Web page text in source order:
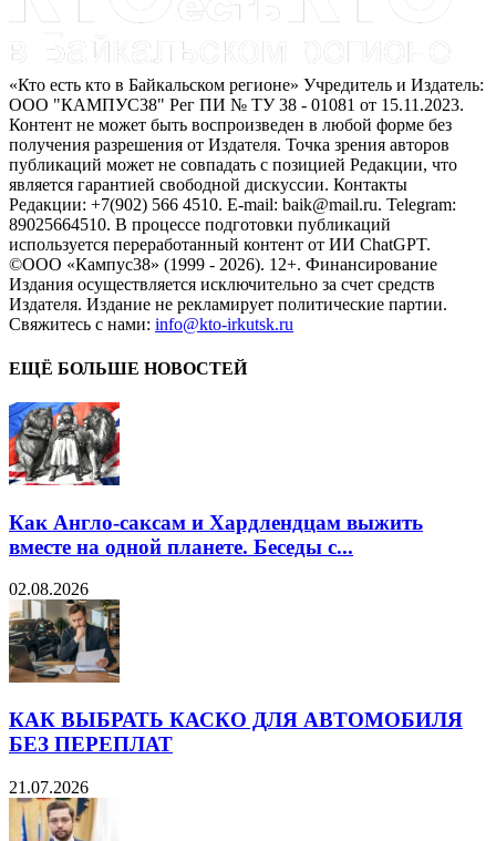
«Кто есть кто в Байкальском регионе» Учредитель и Издатель:
ООО "КАМПУС38" Рег ПИ № ТУ 38 - 01081 от 15.11.2023.
Контент не может быть воспроизведен в любой форме без
получения разрешения от Издателя. Точка зрения авторов
публикаций может не совпадать с позицией Редакции, что
является гарантией свободной дискуссии. Контакты
Редакции: +7(902) 566 4510. E-mail: baik@mail.ru. Telegram:
89025664510. В процессе подготовки публикаций
используется переработанный контент от ИИ ChatGPT.
©ООО «Кампус38» (1999 - 2026). 12+. Финансирование
Издания осуществляется исключительно за счет средств
Издателя. Издание не рекламирует политические партии.
Свяжитесь с нами: info@kto-irkutsk.ru
ЕЩЁ БОЛЬШЕ НОВОСТЕЙ
Как Англо-саксам и Хардлендцам выжить
вместе на одной планете. Беседы с...
02.08.2026
КАК ВЫБРАТЬ КАСКО ДЛЯ АВТОМОБИЛЯ
БЕЗ ПЕРЕПЛАТ
21.07.2026